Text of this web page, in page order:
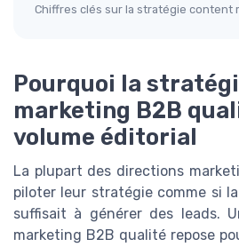
Chiffres clés sur la stratégie content
Pourquoi la
marketing B2B
volume éditorial
La plupart des directions
piloter leur stratégie comme si
suffisait à générer des leads.
marketing B2B qualité repose